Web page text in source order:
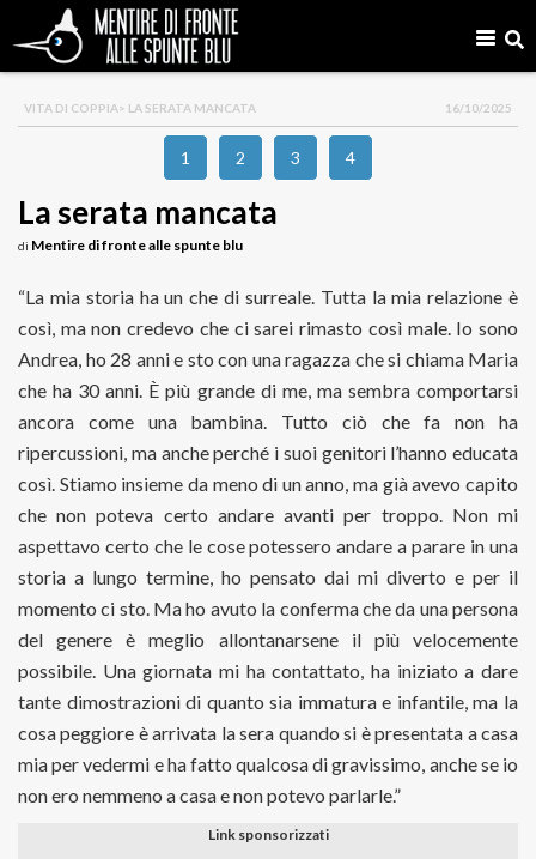
VITA DI COPPIA> LA SERATA MANCATA 16/10/2025
1 2 3 4
La serata mancata
di Mentire di fronte alle spunte blu
“La mia storia ha un che di surreale. Tutta la mia relazione è
così, ma non credevo che ci sarei rimasto così male. Io sono
Andrea, ho 28 anni e sto con una ragazza che si chiama Maria
che ha 30 anni. È più grande di me, ma sembra comportarsi
ancora come una bambina. Tutto ciò che fa non ha
ripercussioni, ma anche perché i suoi genitori l’hanno educata
così. Stiamo insieme da meno di un anno, ma già avevo capito
che non poteva certo andare avanti per troppo. Non mi
aspettavo certo che le cose potessero andare a parare in una
storia a lungo termine, ho pensato dai mi diverto e per il
momento ci sto. Ma ho avuto la conferma che da una persona
del genere è meglio allontanarsene il più velocemente
possibile. Una giornata mi ha contattato, ha iniziato a dare
tante dimostrazioni di quanto sia immatura e infantile, ma la
cosa peggiore è arrivata la sera quando si è presentata a casa
mia per vedermi e ha fatto qualcosa di gravissimo, anche se io
non ero nemmeno a casa e non potevo parlarle.”